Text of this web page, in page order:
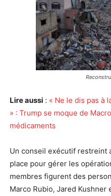
Lire aussi : « Ne le dis pas à
» : Trump se moque de
médicaments
Un conseil exécutif restreint
place pour gérer les
membres figurent des
Marco Rubio, Jared Kushner